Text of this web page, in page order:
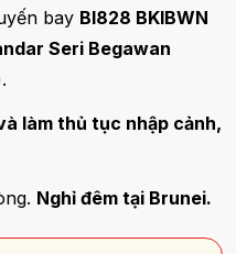
bay BI828 BKIBWN
Seri Begawan
làm thủ tục nhập cảnh,
Nghỉ đêm tại Brunei.